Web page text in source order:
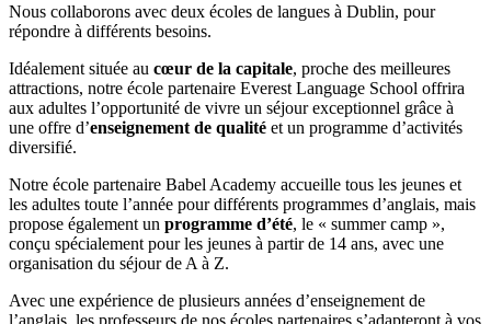
Nous collaborons avec deux écoles de langues à Dublin, pour
répondre à différents besoins.
Idéalement située au cœur de la capitale, proche des meilleures
attractions, notre école partenaire Everest Language School offrira
aux adultes l’opportunité de vivre un séjour exceptionnel grâce à
une offre d’enseignement de qualité et un programme d’activités
diversifié.
Notre école partenaire Babel Academy accueille tous les jeunes et
les adultes toute l’année pour différents programmes d’anglais, mais
propose également un programme d’été, le « summer camp »,
conçu spécialement pour les jeunes à partir de 14 ans, avec une
organisation du séjour de A à Z.
Avec une expérience de plusieurs années d’enseignement de
l’anglais, les professeurs de nos écoles partenaires s’adapteront à vos